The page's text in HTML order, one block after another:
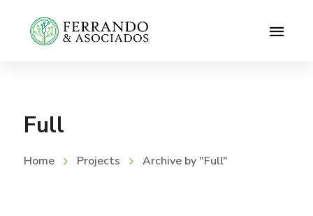
Full
Home Projects Archive by "Full"